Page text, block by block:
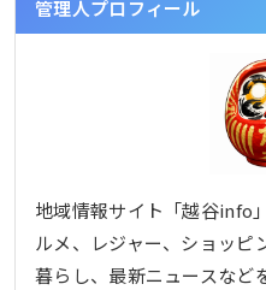
管理人プロフィール
地域情報サイト「越谷info
ルメ、レジャー、ショッピ
暮らし、最新ニュースなど